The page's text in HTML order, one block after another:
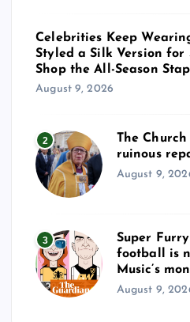
Celebrities Keep
Styled a Silk Version for
Shop the All-Season
August 9, 2026
2
The
ruinous
August 9,
3
Super
football is
Music’s
August 9,